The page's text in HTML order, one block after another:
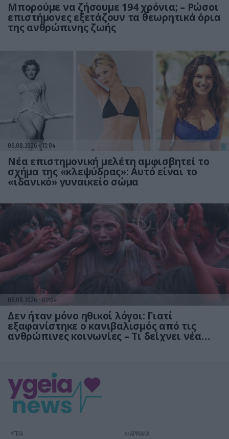
Μπορούμε να ζήσουμε 194 χρόνια; – Ρώσοι
επιστήμονες εξετάζουν τα θεωρητικά όρια
της ανθρώπινης ζωής
06.08.2026 15:04
Νέα επιστημονική μελέτη αμφισβητεί το
σχήμα της «κλεψύδρας»: Αυτό είναι το
«ιδανικό» γυναικείο σώμα
06.08.2026 09:04
Δεν ήταν μόνο ηθικοί λόγοι: Γιατί
εξαφανίστηκε ο κανιβαλισμός από τις
ανθρώπινες κοινωνίες – Τι δείχνει νέα
ΥΓΕΙΑ ΦΑΡΜΑΚΑ